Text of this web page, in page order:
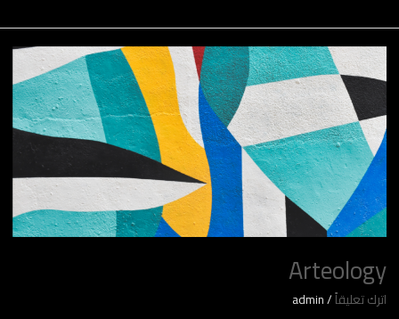
Arteology
اترك تعليقاً/
admin
Arteology